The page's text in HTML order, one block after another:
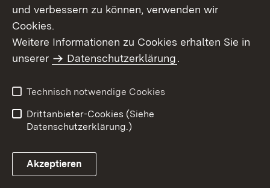
und verbessern zu können, verwenden wir
Cookies.
Weitere Informationen zu Cookies erhalten Sie in
unserer
Datenschutzerklärung.
Technisch notwendige Cookies
Drittanbieter-Cookies (Siehe
Datenschutzerklärung.)
Akzeptieren